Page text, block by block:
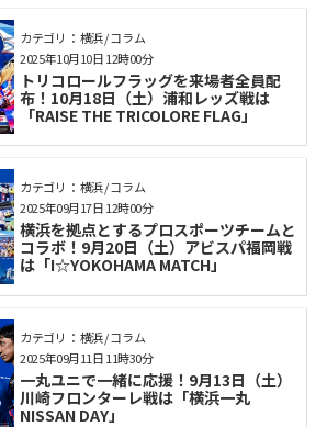
カテゴリ： 横浜 / コラム
トリコロールフラッグを来場者全員配
布！10月18日（土）浦和レッズ戦は
「RAISE THE TRICOLORE FLAG」
2025年10月10日 12時00分
カテゴリ： 横浜 / コラム
横浜を拠点とするプロスポーツチームと
コラボ！9月20日（土）アビスパ福岡戦
は「I☆YOKOHAMA MATCH」
2025年09月17日 12時00分
カテゴリ： 横浜 / コラム
一丸ユニで一緒に応援！9月13日（土）
川崎フロンターレ戦は「横浜一丸
NISSAN DAY」
2025年09月11日 11時30分